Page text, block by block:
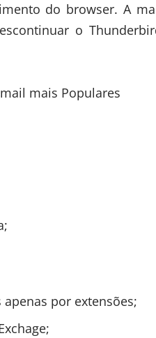
do browser. A
o
apenas por extensões;